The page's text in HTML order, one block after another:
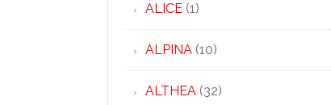
ALICE(1)
ALPINA(10)
ALTHEA(32)